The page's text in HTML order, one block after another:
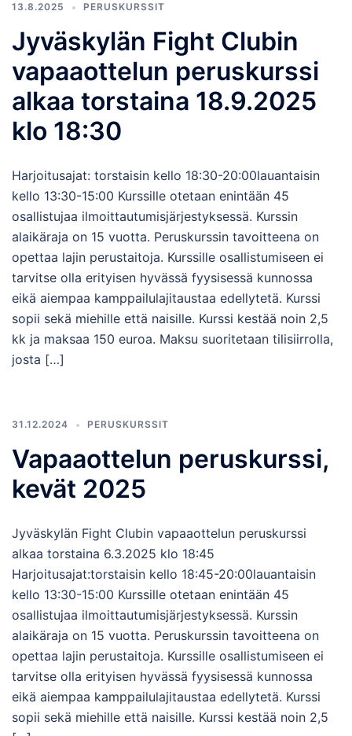
13.8.2025 PERUSKURSSIT
Jyväskylän Fight Clubin
vapaaottelun peruskurssi
alkaa torstaina 18.9.2025
klo 18:30
Harjoitusajat: torstaisin kello 18:30-20:00lauantaisin
kello 13:30-15:00 Kurssille otetaan enintään 45
osallistujaa ilmoittautumisjärjestyksessä. Kurssin
alaikäraja on 15 vuotta. Peruskurssin tavoitteena on
opettaa lajin perustaitoja. Kurssille osallistumiseen ei
tarvitse olla erityisen hyvässä fyysisessä kunnossa
eikä aiempaa kamppailulajitaustaa edellytetä. Kurssi
sopii sekä miehille että naisille. Kurssi kestää noin 2,5
kk ja maksaa 150 euroa. Maksu suoritetaan tilisiirrolla,
josta […]
31.12.2024 PERUSKURSSIT
Vapaaottelun peruskurssi,
kevät 2025
Jyväskylän Fight Clubin vapaaottelun peruskurssi
alkaa torstaina 6.3.2025 klo 18:45
Harjoitusajat:torstaisin kello 18:45-20:00lauantaisin
kello 13:30-15:00 Kurssille otetaan enintään 45
osallistujaa ilmoittautumisjärjestyksessä. Kurssin
alaikäraja on 15 vuotta. Peruskurssin tavoitteena on
opettaa lajin perustaitoja. Kurssille osallistumiseen ei
tarvitse olla erityisen hyvässä fyysisessä kunnossa
eikä aiempaa kamppailulajitaustaa edellytetä. Kurssi
sopii sekä miehille että naisille. Kurssi kestää noin 2,5